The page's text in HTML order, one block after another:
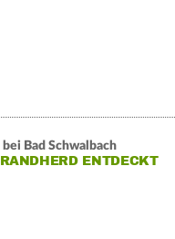
Bad Schwalbach
ENTDECKT